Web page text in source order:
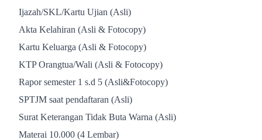
Ijazah/SKL/Kartu Ujian (Asli)
Akta Kelahiran (Asli & Fotocopy)
Kartu Keluarga (Asli & Fotocopy)
KTP Orangtua/Wali (Asli & Fotocopy)
Rapor semester 1 s.d 5 (Asli&Fotocopy)
SPTJM saat pendaftaran (Asli)
Surat Keterangan Tidak Buta Warna (Asli)
Materai 10.000 (4 Lembar)